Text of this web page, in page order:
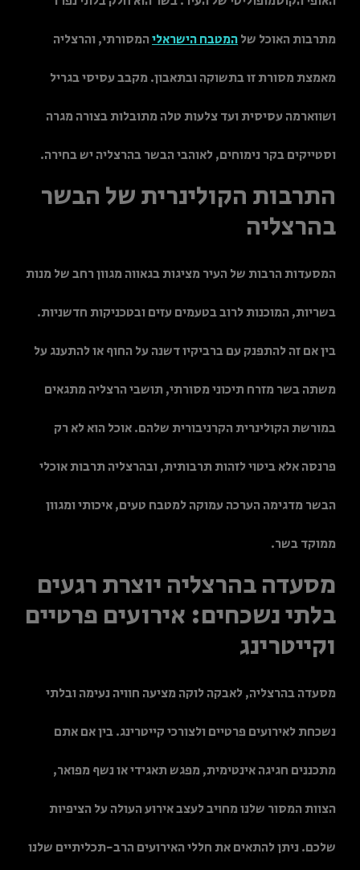
מתרבות האוכל שלהמטבחהישראליהמסורתי, והרצליה
מאמצת מסורת זו בתשוקה ובתאבון. מקבב עסיסי בגריל
ושווארמה עסיסית ועד צלעות טלה מתובלות בצורה מגרה
וסטייקים בקר נימוחים, לאוהבי הבשר בהרצליה יש בחירה.
התרבות הקולינרית של הבשר
בהרצליה
המסעדות הרבות של העיר מציגות בגאווה מגוון רחב של מנות
בשריות, המוכנות לרוב בטעמים עזים ובטכניקות חדשניות.
בין אם זה להתפנק עם ברביקיו דשנה על החוף או להתענג על
משתה בשר מזרח תיכוני מסורתי, תושבי הרצליה מתגאים
במורשת הקולינרית הקרניבורית שלהם. אוכל הוא לא רק
פרנסה אלא ביטוי לזהות תרבותית, ובהרצליה תרבות אוכלי
הבשר מדגימה הערכה עמוקה למטבח טעים, איכותי ומגוון
ממוקד בשר.
מסעדה בהרצליה יוצרת רגעים
בלתי נשכחים: אירועים פרטיים
וקייטרינג
מסעדה בהרצליה, לאבקה לוקה מציעה חוויה נעימה ובלתי
נשכחת לאירועים פרטיים ולצורכי קייטרינג. בין אם אתם
מתכננים חגיגה אינטימית, מפגש תאגידי או נשף מפואר,
הצוות המסור שלנו מחויב לעצב אירוע העולה על הציפיות
שלכם. ניתן להתאים את חללי האירועים הרב-תכליתיים שלנו